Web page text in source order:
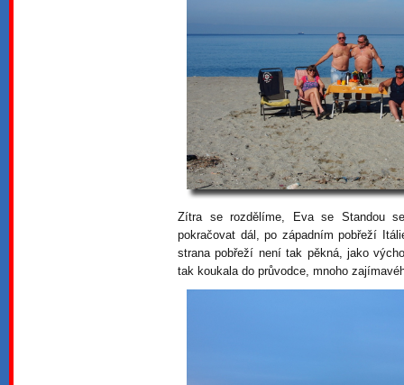
Zítra se rozdělíme, Eva se Standou
pokračovat dál, po západním pobřeží
strana pobřeží není tak pěkná, jako
tak koukala do průvodce, mnoho